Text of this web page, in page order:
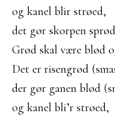
og kanel blir strøed,
det gør skorpen
Grød skal være blød
Det er risengrød
der gør ganen blød
og kanel bli’r strøed,